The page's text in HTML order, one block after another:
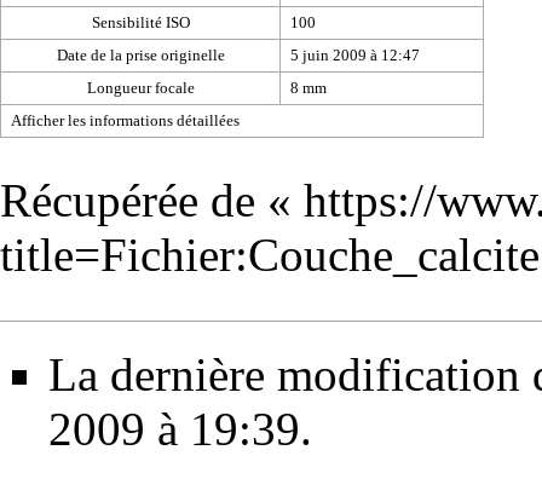
Sensibilité ISO
100
Date de la prise originelle
5 juin 2009 à 12:47
Longueur focale
8 mm
Afficher les informations détaillées
Récupérée de « https://
La dernière modification
2009 à 19:39.